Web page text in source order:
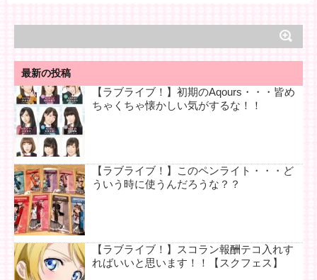
最新の投稿
【ラブライブ！】初期のAqours・・・皆め
ちゃくちゃ懐かしい気がするな！！
【ラブライブ！】このペンライト・・・ど
ういう時に使うんだろうな？？
【ラブライブ！】スコラン報酬テコ入れす
ればいいと思います！！【スクフェス】